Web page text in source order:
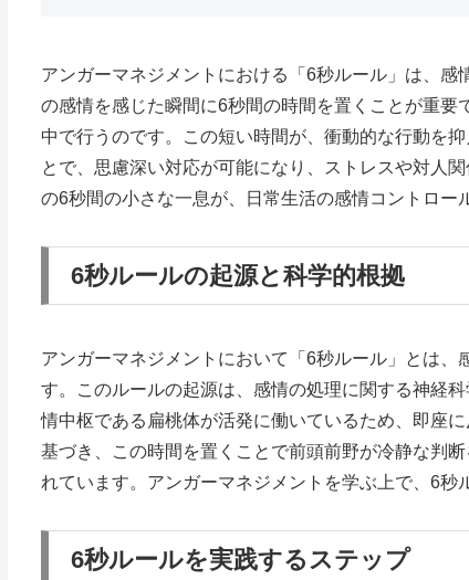
アンガーマネジメントにおける「6秒ルール」は、
の感情を感じた瞬間に6秒間の時間を置くことが重
中で行うのです。この短い時間が、衝動的な行動を
とで、思慮深い対応が可能になり、ストレスや対人
の6秒間の小さな一息が、日常生活の感情コントロー
6秒ルールの起源と科学的根拠
アンガーマネジメントにおいて「6秒ルール」とは
す。このルールの起源は、感情の処理に関する神経
情中枢である扁桃体が活発に働いているため、即座
基づき、この時間を置くことで前頭前野が冷静な判
れています。アンガーマネジメントを学ぶ上で、6秒
6秒ルールを実践するステップ